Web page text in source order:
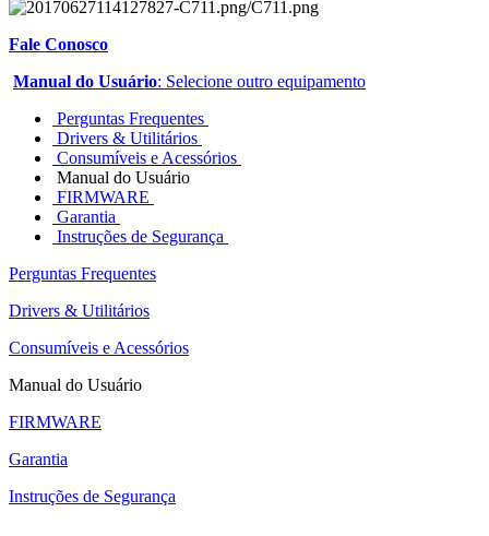
Fale Conosco
Manual do Usuário: Selecione outro equipamento
Perguntas Frequentes
Drivers & Utilitários
Consumíveis e Acessórios
Manual do Usuário
FIRMWARE
Garantia
Instruções de Segurança
Perguntas Frequentes
Drivers & Utilitários
Consumíveis e Acessórios
Manual do Usuário
FIRMWARE
Garantia
Instruções de Segurança